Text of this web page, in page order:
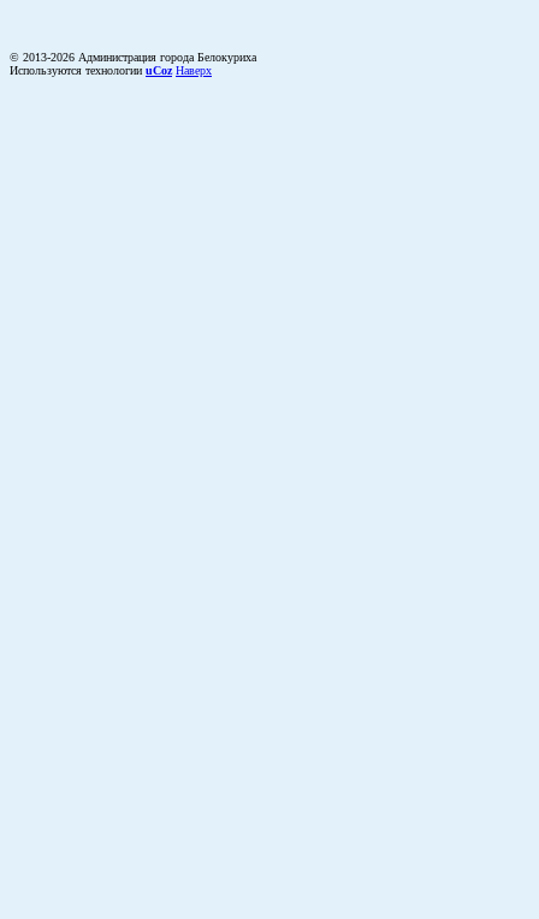
© 2013-2026 Администрация города Белокуриха
Используются технологии uCoz Наверх